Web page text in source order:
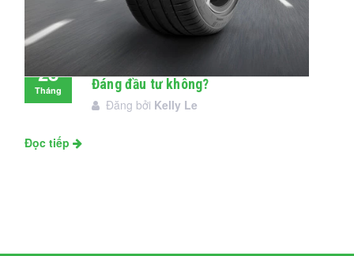
28
Tháng
Đáng đầu tư không?
Đăng bởi Kelly Le
Đọc tiếp